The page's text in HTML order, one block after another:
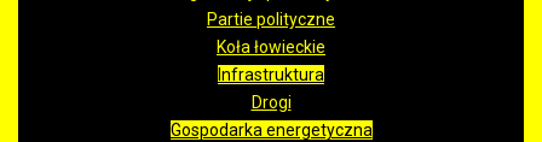
Partie polityczne
Koła łowieckie
Infrastruktura
Drogi
Gospodarka energetyczna